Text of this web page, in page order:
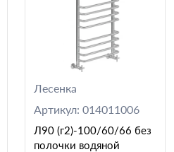
Лесенка
Артикул: 014011006
Л90 (г2)-100/60/66 без
полочки водяной